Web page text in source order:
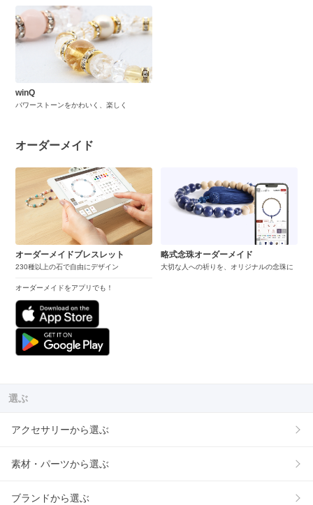
winQ
パワーストーンをかわいく、楽しく
オーダーメイド
オーダーメイドブレスレット
230種以上の石で自由にデザイン
オーダーメイドをアプリでも！
略式念珠オーダーメイド
大切な人への祈りを、オリジナルの念珠に
選ぶ
アクセサリーから選ぶ
素材・パーツから選ぶ
ブランドから選ぶ